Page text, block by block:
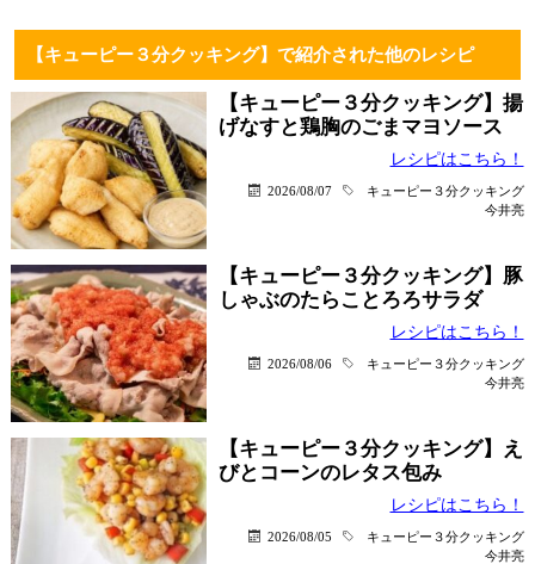
【キューピー３分クッキング】で紹介された他のレシピ
【キューピー３分クッキング】揚
げなすと鶏胸のごまマヨソース
レシピはこちら！
2026/08/07
キューピー３分クッキング
今井亮
【キューピー３分クッキング】豚
しゃぶのたらことろろサラダ
レシピはこちら！
2026/08/06
キューピー３分クッキング
今井亮
【キューピー３分クッキング】え
びとコーンのレタス包み
レシピはこちら！
2026/08/05
キューピー３分クッキング
今井亮